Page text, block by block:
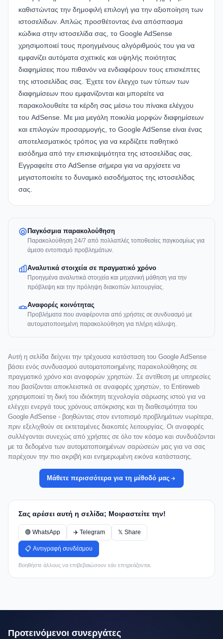
καθιστώντας την δημοφιλή επιλογή για την αξιοποίηση των
ιστοσελίδων. Απλώς προσθέτοντας ένα απόσπασμα
κώδικα στην ιστοσελίδα σας, το Google AdSense
χρησιμοποιεί τους προηγμένους αλγόριθμούς του για να
εμφανίζει αυτόματα σχετικές και υψηλής ποιότητας
διαφημίσεις που πιθανόν να ενδιαφέρουν τους επισκέπτες
της ιστοσελίδας σας. Έχετε τον έλεγχο των τύπων των
διαφημίσεων που εμφανίζονται και μπορείτε να
παρακολουθείτε τα κέρδη σας μέσω του πίνακα ελέγχου
του AdSense. Με μια μεγάλη ποικιλία μορφών διαφημίσεων
και επιλογών προσαρμογής, το Google AdSense είναι ένας
αποτελεσματικός τρόπος για να κερδίζετε παθητικό
εισόδημα από την επισκεψιμότητα της ιστοσελίδας σας.
Εγγραφείτε στο AdSense σήμερα για να αρχίσετε να
μεγιστοποιείτε το δυναμικό εισοδήματος της ιστοσελίδας
σας.
Παγκόσμια παρακολούθηση
Παρακολούθηση 24/7 από πολλαπλές τοποθεσίες παγκοσμίως για
άμεσο εντοπισμό προβλημάτων.
Αναλυτικά στοιχεία σε πραγματικό χρόνο
Προηγμένα αναλυτικά στοιχεία και μηχανική μάθηση για την
πρόβλεψη και την πρόληψη διακοπών λειτουργίας.
Αναφορές κοινότητας
Προβλήματα που αναφέρονται από χρήστες σε συνδυασμό με
αυτοματοποιημένη παρακολούθηση για πλήρη κάλυψη.
Αυτή η σελίδα δείχνει την τρέχουσα κατάσταση του Google AdSense
βάσει ενός συνδυασμού αυτοματοποιημένης παρακολούθησης σε
πραγματικό χρόνο και αναφορών χρηστών. Σε αντίθεση με υπηρεσίες
που βασίζονται αποκλειστικά σε αναφορές χρηστών, το Entireweb
χρησιμοποιεί τη δική του ιδιόκτητη τεχνολογία σάρωσης ιστού για να
ελέγχει ενεργά τους χρόνους απόκρισης και τη διαθεσιμότητα του
Google AdSense - βοηθώντας στον εντοπισμό προβλημάτων νωρίτερα,
πριν εξελιχθούν σε εκτεταμένες διακοπές λειτουργίας. Οι αναφορές
συλλέγονται συνεχώς από χρήστες σε όλο τον κόσμο και συνδυάζονται
με τα δεδομένα των αυτοματοποιημένων σαρώσεών μας για να σας
παρέχουν την πιο ακριβή και ενημερωμένη εικόνα κατάστασης.
Μάθετε περισσότερα για τη μέθοδό μας
Σας αρέσει αυτή η σελίδα; Μοιραστείτε την!
🟢 WhatsApp ✈️ Telegram 𝕏 Share
📋 Αντιγραφή συνδέσμου
Βοηθήστε άλλους να επιβεβαιώσουν εάν επηρεάζονται.
Προτεινόμενοι συνεργάτες